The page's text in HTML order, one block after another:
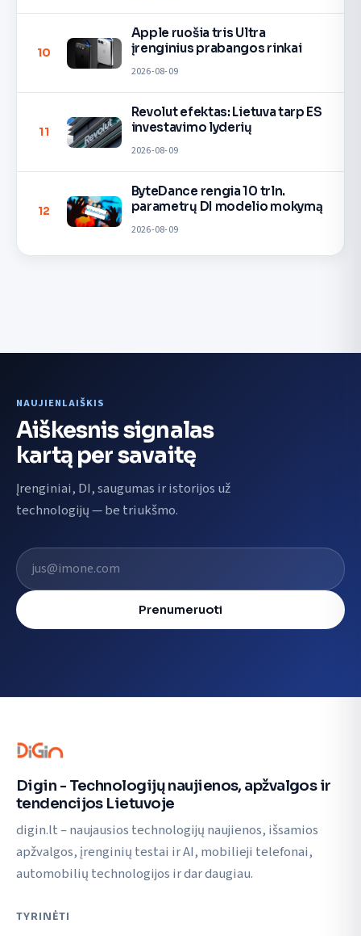
10
Apple ruošia tris Ultra
įrenginius prabangos rinkai
2026-08-09
11
Revolut efektas: Lietuva tarp ES
investavimo lyderių
2026-08-09
12
ByteDance rengia 10 trln.
parametrų DI modelio mokymą
2026-08-09
NAUJIENLAIŠKIS
Aiškesnis signalas
kartą per savaitę
Įrenginiai, DI, saugumas ir istorijos už
technologijų — be triukšmo.
El. pašto adresas
Prenumeruoti
Digin - Technologijų naujienos, apžvalgos ir
tendencijos Lietuvoje
digin.lt – naujausios technologijų naujienos, išsamios
apžvalgos, įrenginių testai ir AI, mobilieji telefonai,
automobilių technologijos ir dar daugiau.
TYRINĖTI